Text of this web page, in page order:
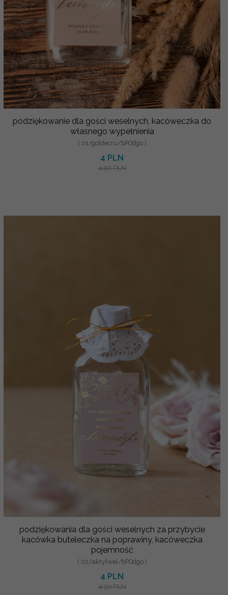
podziękowanie dla gości weselnych, kacóweczka do
własnego wypełnienia
( 01/goldecru/bPOdgo )
4 PLN
4.90 PLN
podziękowania dla gości weselnych za przybycie
kacówka buteleczka na poprawiny, kacóweczka
pojemność
( 02/akrylwel/bPOdgo )
4 PLN
4.90 PLN